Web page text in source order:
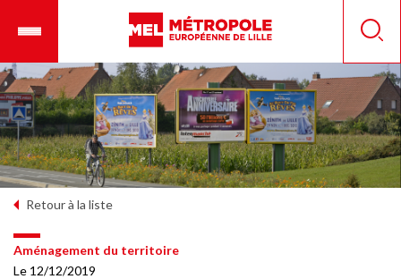
principal
mobile
Retour à la liste
Aménagement du territoire
Le 12/12/2019
Panneau de gestion des cookies